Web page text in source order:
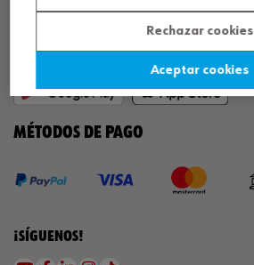
¡DESCARGA NUESTRA APP!
MÉTODOS DE PAGO
¡SÍGUENOS!
Rechazar cookies
Aceptar cookies